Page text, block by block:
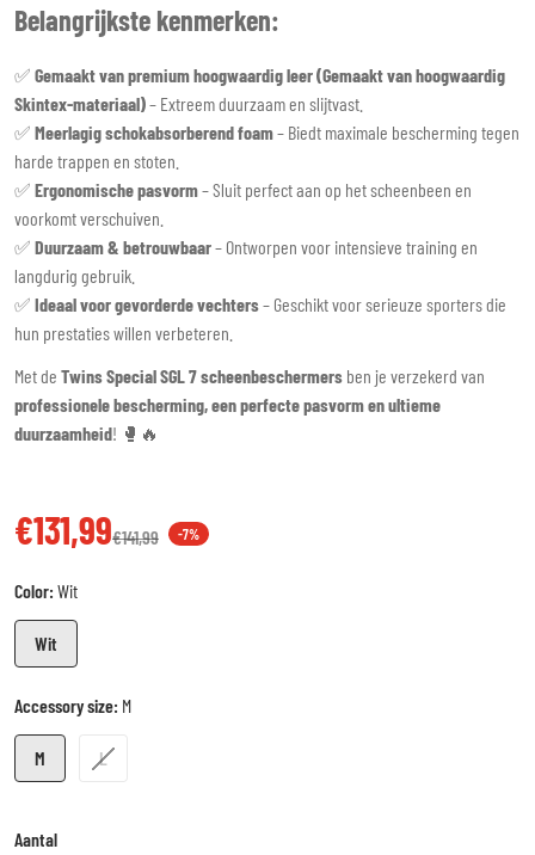
Belangrijkste kenmerken:
✅ Gemaakt van premium hoogwaardig leer (Gemaakt van hoogwaardig
Skintex-materiaal)– Extreem duurzaam en slijtvast.
✅ Meerlagig schokabsorberend foam– Biedt maximale bescherming tegen
harde trappen en stoten.
✅ Ergonomische pasvorm– Sluit perfect aan op het scheenbeen en
voorkomt verschuiven.
✅ Duurzaam & betrouwbaar– Ontworpen voor intensieve training en
langdurig gebruik.
✅ Ideaal voor gevorderde vechters– Geschikt voor serieuze sporters die
hun prestaties willen verbeteren.
Met de Twins Special SGL 7 scheenbeschermers ben je verzekerd van
professionele bescherming, een perfecte pasvorm en ultieme
duurzaamheid! 🥊🔥
€141,99
€131,99 -7%
Color: Wit
Wit
Accessory size: M
M L
Aantal